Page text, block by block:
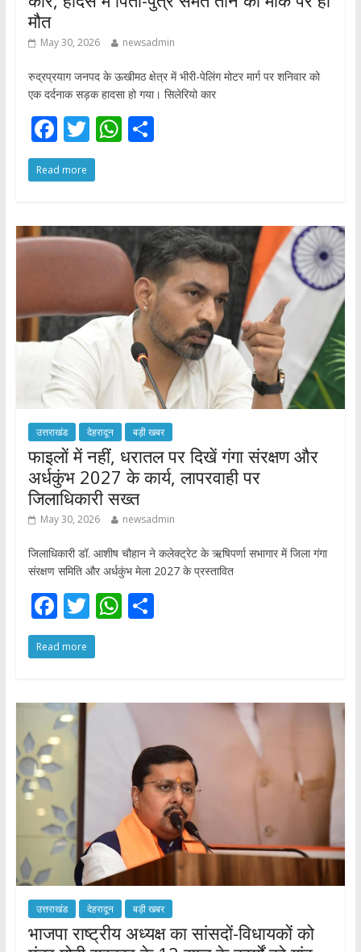
मौत
May 30, 2026 newsadmin
रुद्रप्रयाग जनपद के ऊखीमठ क्षेत्र में भीरी-पेलिंग मोटर मार्ग पर शनिवार को
एक दर्दनाक सड़क हादसा हो गया। सिलेरियो कार
F
ac
e
o
o
T
w
itt
W
A
p
p
S
Read more
उत्तराखंड देहरादून बड़ी खबर
फाइलों में नहीं, धरातल पर दिखें गंगा संरक्षण और
अर्धकुंभ 2027 के कार्य, लापरवाही पर
जिलाधिकारी सख्त
May 30, 2026 newsadmin
जिलाधिकारी डॉ. आशीष चौहान ने कलेक्ट्रेट के ऋषिपर्णा सभागार में जिला गंगा
संरक्षण समिति और अर्धकुंभ मेला 2027 के प्रस्तावित
F
ac
e
o
o
k
T
w
itt
W
A
p
p
S
Read more
उत्तराखंड देहरादून बड़ी खबर
भाजपा राष्ट्रीय अध्यक्ष का सांसदों-विधायकों को